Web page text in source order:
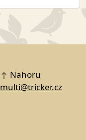
Nahoru
multi@tricker.cz